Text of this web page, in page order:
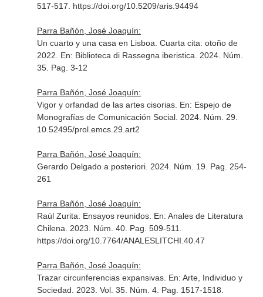
517-517. https://doi.org/10.5209/aris.94494
Parra Bañón, José Joaquín:
Un cuarto y una casa en Lisboa. Cuarta cita: otoño de
2022. En: Biblioteca di Rassegna iberistica . 2024. Núm.
35. Pag. 3-12
Parra Bañón, José Joaquín:
Vigor y orfandad de las artes cisorias. En: Espejo de
Monografías de Comunicación Social. 2024. Núm. 29.
10.52495/prol.emcs.29.art2
Parra Bañón, José Joaquín:
Gerardo Delgado a posteriori. 2024. Núm. 19. Pag. 254-
261
Parra Bañón, José Joaquín:
Raúl Zurita. Ensayos reunidos. En: Anales de Literatura
Chilena . 2023. Núm. 40. Pag. 509-511.
https://doi.org/10.7764/ANALESLITCHI.40.47
Parra Bañón, José Joaquín:
Trazar circunferencias expansivas. En: Arte, Individuo y
Sociedad . 2023. Vol. 35. Núm. 4. Pag. 1517-1518.